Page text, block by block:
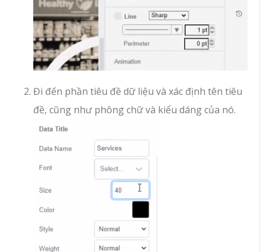
Đi đến phần tiêu đề dữ liệu và xác định tên tiêu
đề, cũng như phông chữ và kiểu dáng của nó.